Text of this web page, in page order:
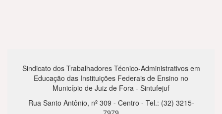
Sindicato dos Trabalhadores Técnico-Administrativos em
Educação das Instituições Federais de Ensino no
Município de Juiz de Fora - Sintufejuf
Rua Santo Antônio, nº 309 - Centro - Tel.: (32) 3215-